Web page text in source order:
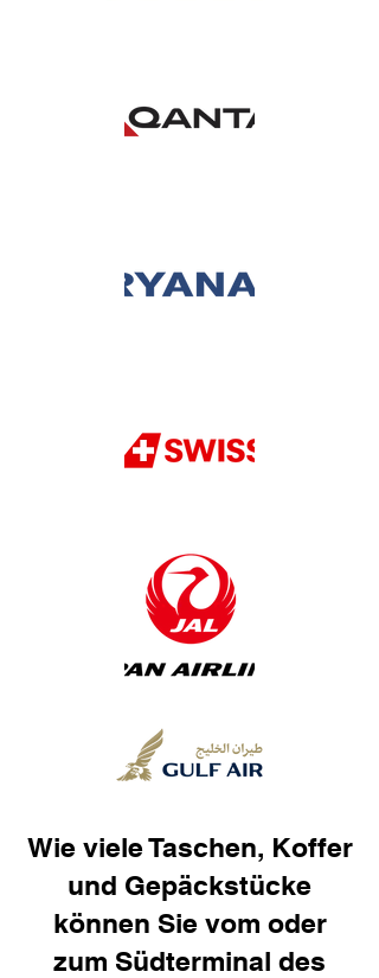
Wie viele Taschen, Koffer
und Gepäckstücke
können Sie vom oder
zum Südterminal des